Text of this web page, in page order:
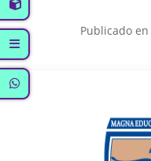
Publicado en